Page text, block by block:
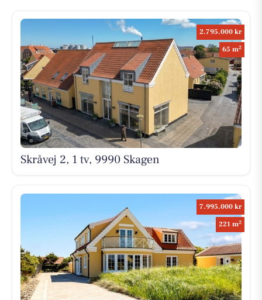
2.795.000 kr
65 m2
Skråvej 2, 1 tv, 9990 Skagen
7.995.000 kr
221 m2